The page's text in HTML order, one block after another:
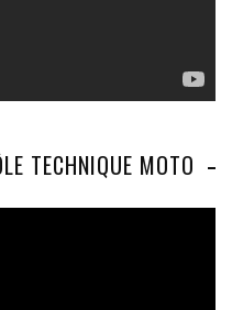
TECHNIQUE MOTO